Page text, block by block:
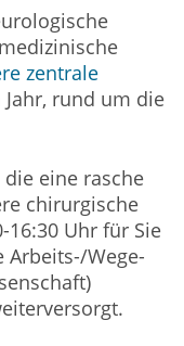
zentrale
Jahr, rund um die
eine rasche
chirurgische
Uhr für Sie
Arbeits-/Wege-